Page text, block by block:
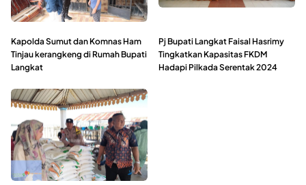
Kapolda Sumut dan Komnas Ham
Tinjau kerangkeng di Rumah Bupati
Langkat
Pj Bupati Langkat Faisal Hasrimy
Tingkatkan Kapasitas FKDM
Hadapi Pilkada Serentak 2024